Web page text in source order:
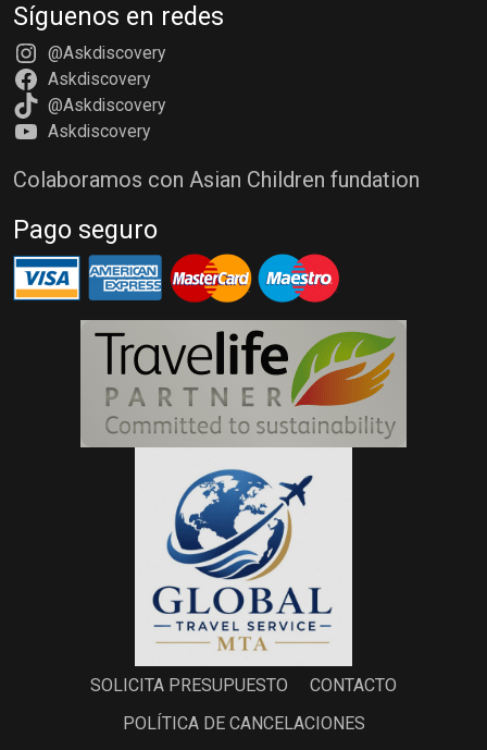
Síguenos en redes
@Askdiscovery
Askdiscovery
@Askdiscovery
Askdiscovery
Colaboramos con Asian Children fundation
Pago seguro
SOLICITA PRESUPUESTO
CONTACTO
POLÍTICA DE CANCELACIONES